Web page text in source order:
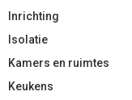
Inrichting
Isolatie
Kamers en ruimtes
Keukens